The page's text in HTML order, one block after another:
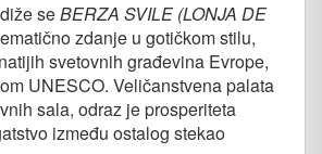
seBERZA SVILE (LONJA DE
zdanje u gotičkom stilu,
svetovnih građevina Evrope,
UNESCO. Veličanstvena palata
sala, odraz je prosperiteta
između ostalog stekao